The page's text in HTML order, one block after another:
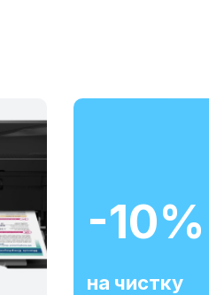
-10%
на чистку